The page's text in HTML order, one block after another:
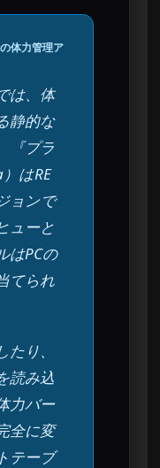
体力管理ア
は、体
静的な
『プラ
はRE
ョンで
ューと
はPCの
てられ
り、
読み込
力バー
全に変
テーブ